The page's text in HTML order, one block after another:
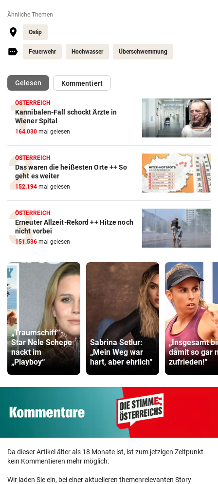
Ähnliche Themen
Oslip
Feuerwehr Hochwasser Überschwemmung
Gelesen(ausgewählt)Kommentiert
ÖSTERREICH
Kannibalen-Fall schockt Ärzte in
Wiener Spital
164.030 mal gelesen
ÖSTERREICH
Das waren die heißesten Orte ++ So
geht es weiter
152.194 mal gelesen
ÖSTERREICH
Erneuter Allzeit-Rekord ++ Hitze noch
nicht vorbei
151.536 mal gelesen
„Traumschiff“-
Star Nele Schepe
nackt im
„Playboy“
Sabrina Setlur:
„Mein Weg war
hart, aber ehrlich“
„Insgesamt
damit so gar
zufrieden!“
Da dieser Artikel älter als 18 Monate ist, ist zum jetzigen Zeitpunkt
kein Kommentieren mehr möglich.
Wir laden Sie ein, bei einer aktuelleren themenrelevanten Story